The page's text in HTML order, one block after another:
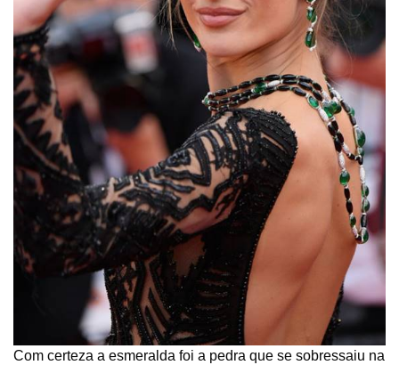
Com certeza a esmeralda foi a pedra que se sobressaiu na